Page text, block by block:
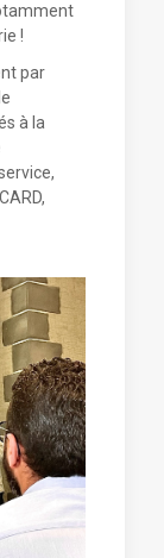
!
par
à la